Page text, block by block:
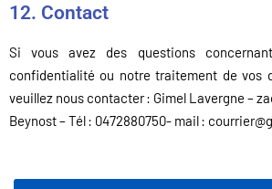
12. Contact
Si vous avez des questions
confidentialité ou notre traitement de vos
veuillez nous contacter: Gimel Lavergne –
Beynost– Tél : 0472880750- mail :